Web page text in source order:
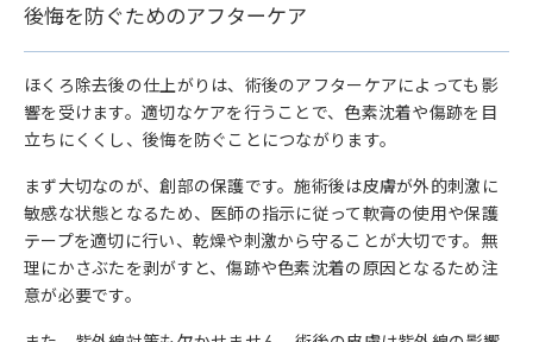
後悔を防ぐためのアフターケア
ほくろ除去後の仕上がりは、術後のアフターケアによっても影
響を受けます。適切なケアを行うことで、色素沈着や傷跡を目
立ちにくくし、後悔を防ぐことにつながります。
まず大切なのが、創部の保護です。施術後は皮膚が外的刺激に
敏感な状態となるため、医師の指示に従って軟膏の使用や保護
テープを適切に行い、乾燥や刺激から守ることが大切です。無
理にかさぶたを剥がすと、傷跡や色素沈着の原因となるため注
意が必要です。